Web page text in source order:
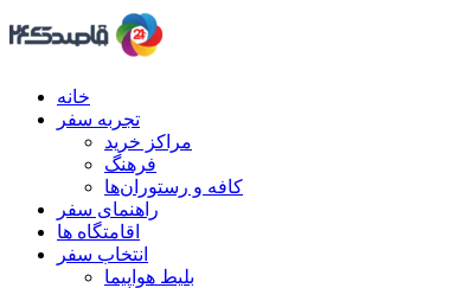
خانه
تجربه سفر
مراکز خرید
فرهنگ
کافه و رستوران‌ها
راهنمای سفر
اقامتگاه ها
انتخاب سفر
بلیط هواپیما